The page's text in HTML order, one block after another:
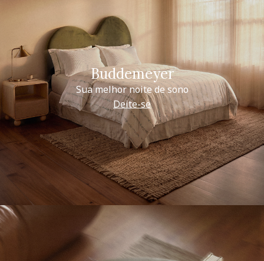
Buddemeyer
Sua melhor noite de sono
Deite-se